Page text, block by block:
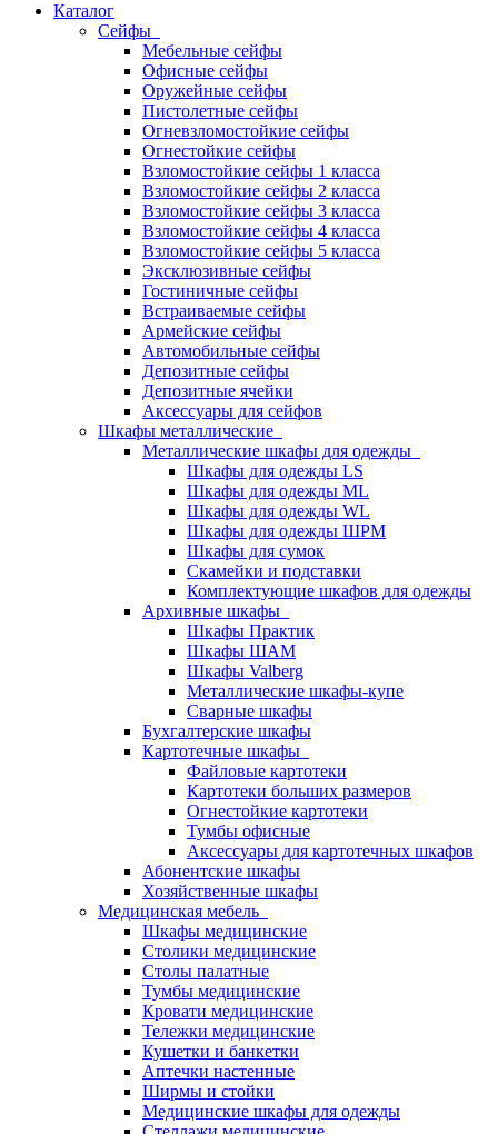
Каталог
Сейфы
Мебельные сейфы
Офисные сейфы
Оружейные сейфы
Пистолетные сейфы
Огневзломостойкие сейфы
Огнестойкие сейфы
Взломостойкие сейфы 1 класса
Взломостойкие сейфы 2 класса
Взломостойкие сейфы 3 класса
Взломостойкие сейфы 4 класса
Взломостойкие сейфы 5 класса
Эксклюзивные сейфы
Гостиничные сейфы
Встраиваемые сейфы
Армейские сейфы
Автомобильные сейфы
Депозитные сейфы
Депозитные ячейки
Аксессуары для сейфов
Шкафы металлические
Металлические шкафы для одежды
Шкафы для одежды LS
Шкафы для одежды ML
Шкафы для одежды WL
Шкафы для одежды ШРМ
Шкафы для сумок
Скамейки и подставки
Комплектующие шкафов для одежды
Архивные шкафы
Шкафы Практик
Шкафы ШАМ
Шкафы Valberg
Металлические шкафы-купе
Сварные шкафы
Бухгалтерские шкафы
Картотечные шкафы
Файловые картотеки
Картотеки больших размеров
Огнестойкие картотеки
Тумбы офисные
Аксессуары для картотечных шкафов
Абонентские шкафы
Хозяйственные шкафы
Медицинская мебель
Шкафы медицинские
Столики медицинские
Столы палатные
Тумбы медицинские
Кровати медицинские
Тележки медицинские
Кушетки и банкетки
Аптечки настенные
Ширмы и стойки
Медицинские шкафы для одежды